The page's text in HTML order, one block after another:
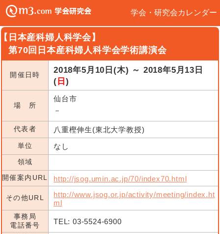
学会・研究会カレンダー
日本産科婦人科学会】
第70回日本産科婦人科学会学術講演会
開催日時
2018年5月10日(木) ～ 2018年5月13日
( 日 )
場 所
仙台市
－
代表者 八重樫伸生(東北大学教授)
単位 なし
領域
開催案内URL
http://jsog.umin.ac.jp/70/index70.html
その他URL
http://www.jsog.or.jp/activity/meeting/index.ht
ml
事務局
電話番号
TEL: 03-5524-6900